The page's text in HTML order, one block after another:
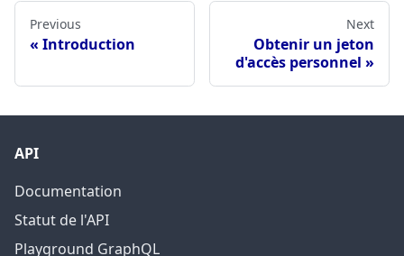
Previous
Introduction
Next
Obtenir un jeton
d'accès personnel
API
Documentation
Statut de l'API
Playground GraphQL